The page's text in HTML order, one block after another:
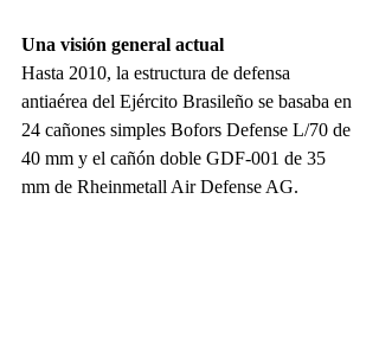
Una visión general actual
Hasta 2010, la estructura de defensa
antiaérea del Ejército Brasileño se basaba en
24 cañones simples Bofors Defense L/70 de
40 mm y el cañón doble GDF-001 de 35
mm de Rheinmetall Air Defense AG.